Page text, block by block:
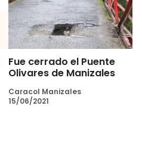
Fue cerrado el Puente
Olivares de Manizales
Caracol Manizales
15/06/2021